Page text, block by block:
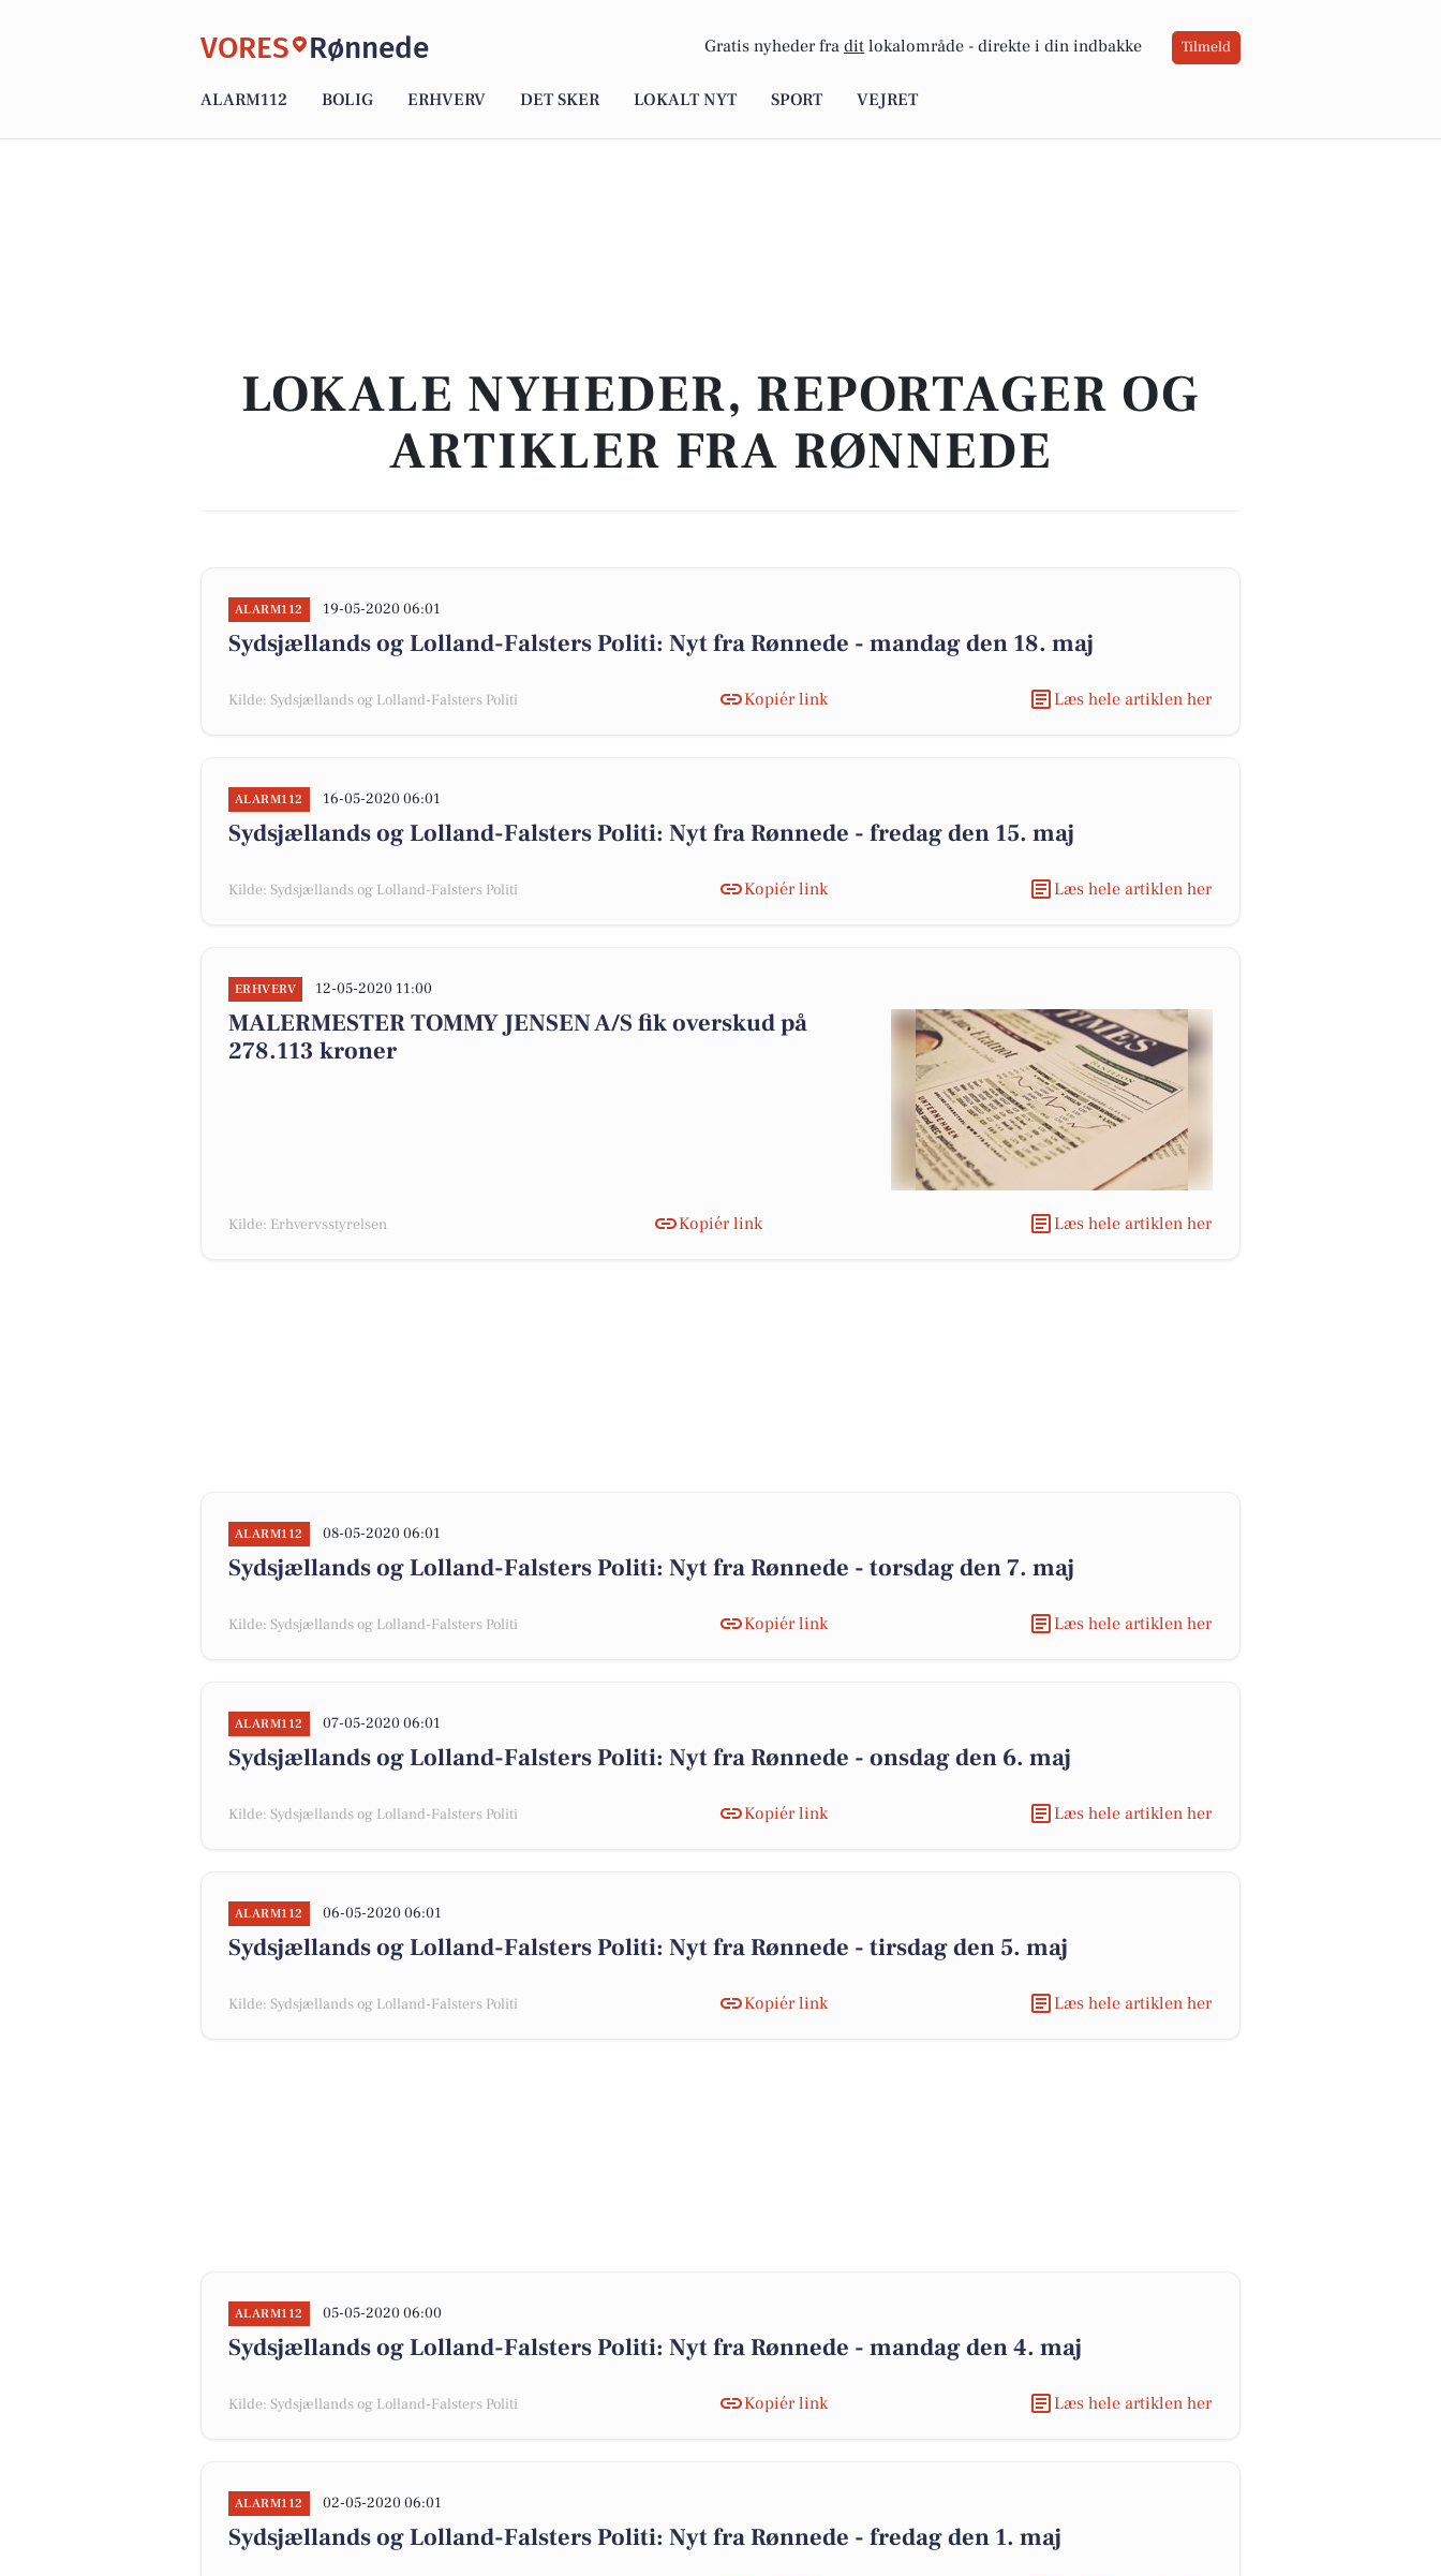
VORES Rønnede Gratis nyheder fra dit lokalområde - direkte i din indbakke Tilmeld
ALARM112 BOLIG ERHVERV DET SKER LOKALT NYT SPORT VEJRET
LOKALE NYHEDER, REPORTAGER OG
ARTIKLER FRA RØNNEDE
ALARM112 19-05-2020 06:01
Sydsjællands og Lolland-Falsters Politi: Nyt fra Rønnede - mandag den 18. maj
Kilde: Sydsjællands og Lolland-Falsters Politi Kopiér link Læs hele artiklen her
ALARM112 16-05-2020 06:01
Sydsjællands og Lolland-Falsters Politi: Nyt fra Rønnede - fredag den 15. maj
Kilde: Sydsjællands og Lolland-Falsters Politi Kopiér link Læs hele artiklen her
ERHVERV 12-05-2020 11:00
MALERMESTER TOMMY JENSEN A/S fik overskud på
278.113 kroner
Kilde: Erhvervsstyrelsen Kopiér link Læs hele artiklen her
ALARM112 08-05-2020 06:01
Sydsjællands og Lolland-Falsters Politi: Nyt fra Rønnede - torsdag den 7. maj
Kilde: Sydsjællands og Lolland-Falsters Politi Kopiér link Læs hele artiklen her
ALARM112 07-05-2020 06:01
Sydsjællands og Lolland-Falsters Politi: Nyt fra Rønnede - onsdag den 6. maj
Kilde: Sydsjællands og Lolland-Falsters Politi Kopiér link Læs hele artiklen her
ALARM112 06-05-2020 06:01
Sydsjællands og Lolland-Falsters Politi: Nyt fra Rønnede - tirsdag den 5. maj
Kilde: Sydsjællands og Lolland-Falsters Politi Kopiér link Læs hele artiklen her
ALARM112 05-05-2020 06:00
Sydsjællands og Lolland-Falsters Politi: Nyt fra Rønnede - mandag den 4. maj
Kilde: Sydsjællands og Lolland-Falsters Politi Kopiér link Læs hele artiklen her
ALARM112 02-05-2020 06:01
Sydsjællands og Lolland-Falsters Politi: Nyt fra Rønnede - fredag den 1. maj